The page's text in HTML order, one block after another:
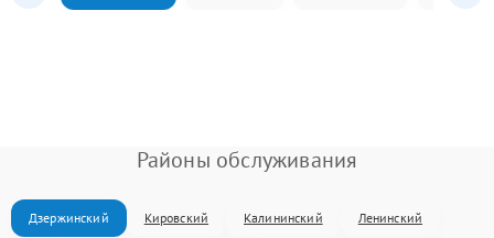
Районы обслуживания
Дзержинский Кировский Калининский Ленинский